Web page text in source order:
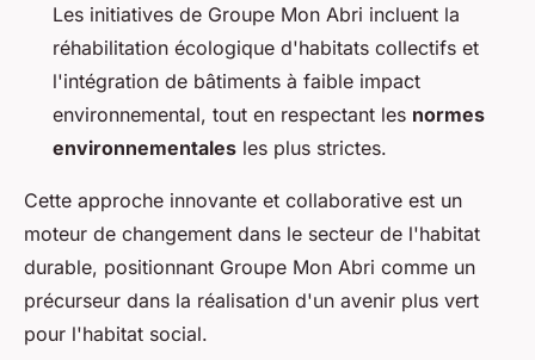
Les initiatives de Groupe Mon Abri incluent la
réhabilitation écologique d'habitats collectifs et
l'intégration de bâtiments à faible impact
environnemental, tout en respectant les normes
environnementales les plus strictes.
Cette approche innovante et collaborative est un
moteur de changement dans le secteur de l'habitat
durable, positionnant Groupe Mon Abri comme un
précurseur dans la réalisation d'un avenir plus vert
pour l'habitat social.